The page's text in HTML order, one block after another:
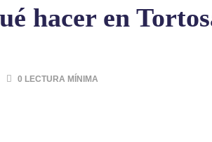
hacer en
0 LECTURA MÍNIMA